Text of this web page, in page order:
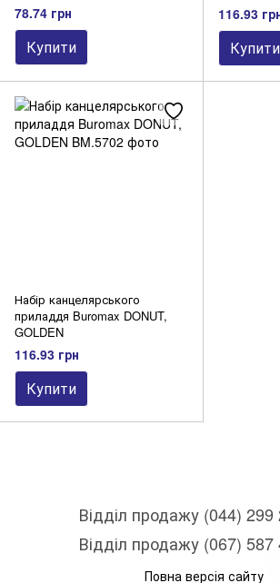
78.74 грн
Купити
116.93
Купити
Набір канцелярського
приладдя Buromax DONUT,
GOLDEN
116.93 грн
Купити
Відділ продажу (044) 299
Відділ продажу (067) 587
Повна версія сайту